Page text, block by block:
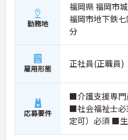
勤務地
福岡県 福岡市
福岡市地下鉄
分
雇用形態 正社員(正職員)
応募要件
■介護支援専門
■社会福祉士
定可）必須 ■
員経験者必須